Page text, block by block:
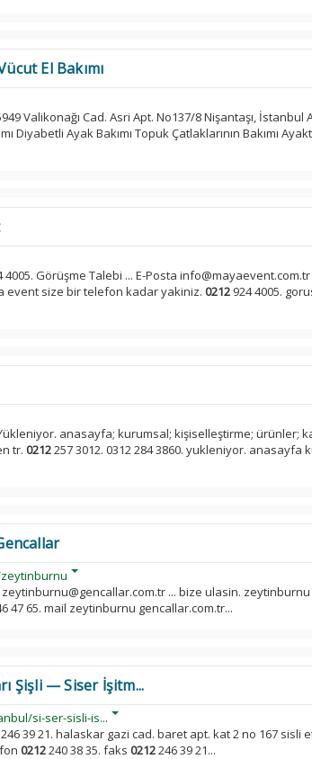
El Bakımı
Valikonağı Cad. Asri Apt. No137/8 Nişantaşı, İstanbul
Diyabetli Ayak Bakımı Topuk Çatlaklarının Bakımı
4005. Görüşme Talebi ... E-Posta
event size bir telefon kadar yakiniz. 0212 924 4005.
anasayfa; kurumsal; kişiselleştirme; ürünler;
tr. 0212257 3012. 0312 284 3860. yukleniyor. anasayfa
zeytinburnu@gencallar.com.tr ... bize ulasin.
47 65. mail zeytinburnu gencallar.com.tr...
Şişli — Siser İşitm...
si-ser-sisli-is...
246 39 21. halaskar gazi cad. baret apt. kat 2 no 167
0212240 38 35. faks 0212246 39 21...